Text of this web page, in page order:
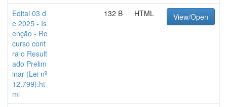
Edital 03 d
e 2025 - Is
enção - Re
curso cont
ra o Result
ado Prelim
inar (Lei nº
12.799).ht
ml
132 B HTML View/Open